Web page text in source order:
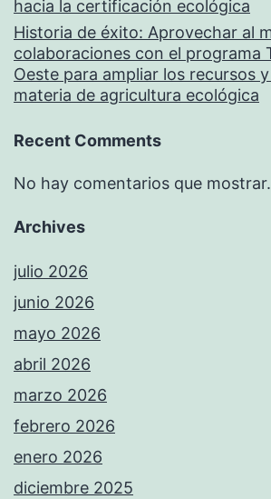
hacia la certificación ecológica
Historia de éxito: Aprovechar al
colaboraciones con el programa
Oeste para ampliar los recursos
materia de agricultura ecológica
Recent Comments
No hay comentarios que mostrar.
Archives
julio 2026
junio 2026
mayo 2026
abril 2026
marzo 2026
febrero 2026
enero 2026
diciembre 2025